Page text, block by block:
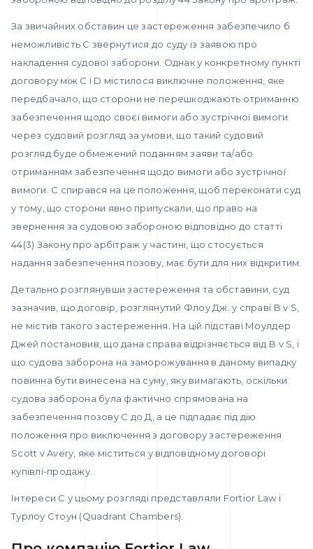
За звичайних обставин це застереження забезпечило б
неможливість С звернутися до суду із заявою про
накладення судової заборони. Однак у конкретному пункті
договору між С і D містилося виключне положення, яке
передбачало, що сторони не перешкоджають отриманню
забезпечення щодо своєї вимоги або зустрічної вимоги
через судовий розгляд за умови, що такий судовий
розгляд буде обмежений поданням заяви та/або
отриманням забезпечення щодо вимоги або зустрічної
вимоги. С спирався на це положення, щоб переконати суд
у тому, що сторони явно припускали, що право на
звернення за судовою забороною відповідно до статті
44(3) Закону про арбітраж у частині, що стосується
надання забезпечення позову, має бути для них відкритим.
Детально розглянувши застереження та обставини, суд
зазначив, що договір, розглянутий Флоу Дж. у справі B v S,
не містив такого застереження. На цій підставі Моулдер
Джей постановив, що дана справа відрізняється від B v S, і
що судова заборона на заморожування в даному випадку
повинна бути винесена на суму, яку вимагають, оскільки
судова заборона була фактично спрямована на
забезпечення позову С до Д, а це підпадає під дію
положення про виключення з договору застереження
Scott v Avery, яке міститься у відповідному договорі
купівлі-продажу.
Інтереси С у цьому розгляді представляли Fortior Law і
Турлоу Стоун (Quadrant Chambers).